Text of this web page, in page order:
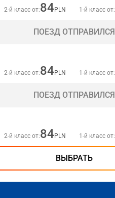
2-й класс от:84 PLN 1-й класс от:
ПОЕЗД ОТПРАВИЛСЯ
2-й класс от:84 PLN 1-й класс от:
ПОЕЗД ОТПРАВИЛСЯ
2-й класс от:84 PLN 1-й класс от:
ВЫБРАТЬ